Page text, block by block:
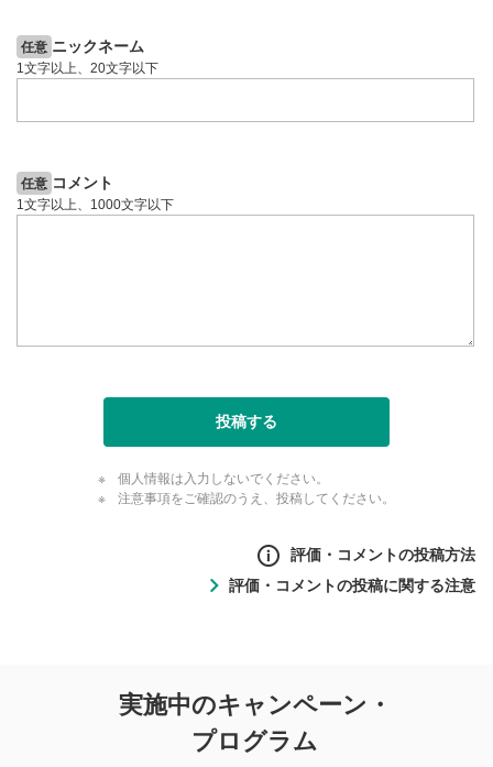
クリックするとYouTubeサイトに移動します。
任意 ニックネーム
1文字以上、20文字以下
任意 コメント
1文字以上、1000文字以下
投稿する
個人情報は入力しないでください。
注意事項をご確認のうえ、投稿してください。
評価・コメントの投稿方法
評価・コメントの投稿に関する注意
投稿に関する注意
実施中のキャンペーン・
プログラム